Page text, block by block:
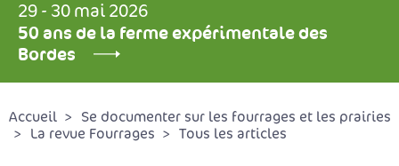
29 - 30 mai 2026
50 ans de la ferme expérimentale des
Bordes
Accueil
Se documenter sur les fourrages et les prairies
La revue Fourrages
Tous les articles